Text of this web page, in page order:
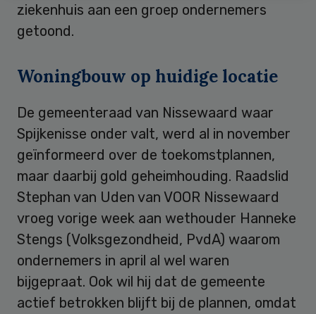
ziekenhuis aan een groep ondernemers
getoond.
Woningbouw op huidige locatie
De gemeenteraad van Nissewaard waar
Spijkenisse onder valt, werd al in november
geïnformeerd over de toekomstplannen,
maar daarbij gold geheimhouding. Raadslid
Stephan van Uden van VOOR Nissewaard
vroeg vorige week aan wethouder Hanneke
Stengs (Volksgezondheid, PvdA) waarom
ondernemers in april al wel waren
bijgepraat. Ook wil hij dat de gemeente
actief betrokken blijft bij de plannen, omdat